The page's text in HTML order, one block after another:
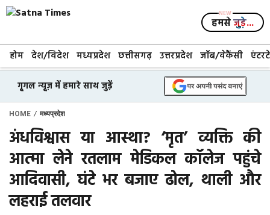
Skip
content
हमसेजुड़े...
होम देश/विदेश मध्यप्रदेश छत्तीसगढ़ उत्तरप्रदेश जॉब/वेकैंसी
गूगल न्यूज़ में हमारे साथ जुड़ें
HOME / मध्यप्रदेश
अंधविश्वास या आस्था? ‘मृत’ व्यक्ति की
आत्मा लेने रतलाम मेडिकल कॉलेज पहुंचे
आदिवासी, घंटे भर बजाए ढोल, थाली और
लहराई तलवार